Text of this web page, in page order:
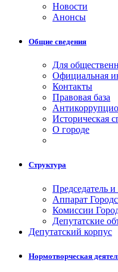
Новости
Анонсы
Общие сведения
Для
Официальная
Контакты
Правовая база
Историческая
О городе
Структура
Председатель и
Аппарат
Комиссии
Депутатские
Депутатский корпус
Нормотворческая